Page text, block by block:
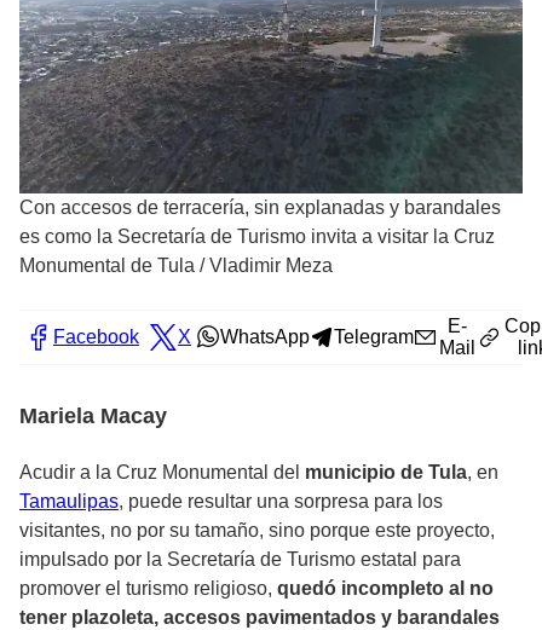
Con accesos de terracería, sin explanadas y barandales
es como la Secretaría de Turismo invita a visitar la Cruz
Monumental de Tula /Vladimir Meza
Facebook X WhatsApp Telegram
E-
Mail
Mariela Macay
Acudir a la Cruz Monumental del municipio de Tula, en
Tamaulipas, puede resultar una sorpresa para los
visitantes, no por su tamaño, sino porque este proyecto,
impulsado por la Secretaría de Turismo estatal para
promover el turismo religioso, quedó incompleto al no
tener plazoleta, accesos pavimentados y barandales